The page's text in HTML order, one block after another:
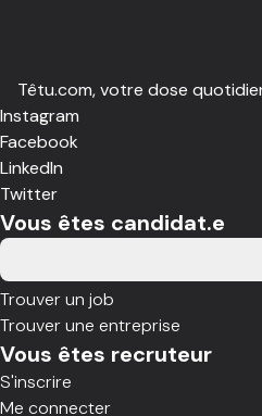
Têtu.com, votre dose
Instagram
Facebook
LinkedIn
Twitter
Vous êtes candidat.e
Trouver un job
Trouver une entreprise
Vous êtes recruteur
S'inscrire
Me connecter